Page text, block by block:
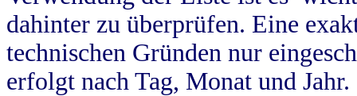
dahinter zu überprüfen. Eine
technischen Gründen nur
erfolgt nach Tag, Monat und Jahr.